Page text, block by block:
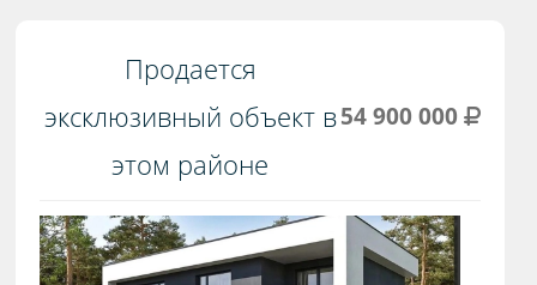
Продается
эксклюзивный объект в
этом районе
54 900 000